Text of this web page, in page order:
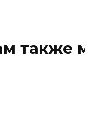
также